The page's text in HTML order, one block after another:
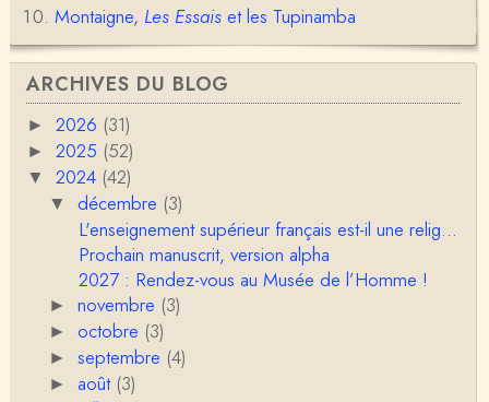
oute une faute de frappe dans la citation de A,
H…
Pierre
Bonjour,En fin de conférence vous évoquez les ca
uses de l'apparition de la notion d'égalité …
Christophe Darmangeat
En deux mots : vos questions sont légitimes, mais p
our la plupart d'entre elles, les données fon…
RV
Le concept de genre est un sacré foutoir – même
si l’on met de coté les acceptions récentes du mot
c…
Anonymous
Porteuses d'eau. Là les philosophes peuvent nous
servir à quelque chose (Bachelard, Gilbert Dura…
Montaigne, Les Essaiset les Tupinamba
ARCHIVES DU BLOG
► 2026 (31)
► 2025 (52)
▼ 2024 (42)
▼ décembre (3)
L'enseignement supérieur français est-il une relig...
Prochain manuscrit, version alpha
2027 : Rendez-vous au Musée de l’Homme !
►novembre (3)
► octobre (3)
►septembre (4)
►août (3)